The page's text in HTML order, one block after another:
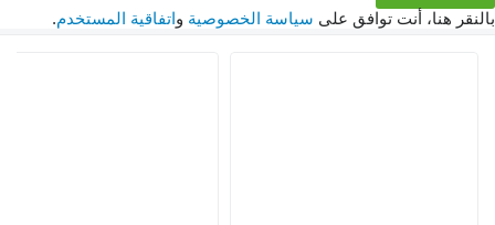
بالنقر هنا، أنت توافق على سياسة الخصوصية واتفاقية المستخدم.